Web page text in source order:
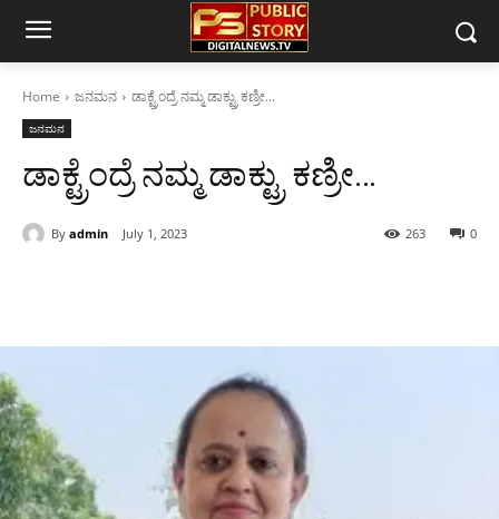
Home ಜನಮನ ಡಾಕ್ಟ್ರೆಂದ್ರೆ ನಮ್ಮ ಡಾಕ್ಟ್ರು ಕಣ್ರೀ...
ಜನಮನ
ಡಾಕ್ಟ್ರೆಂದ್ರೆ ನಮ್ಮ ಡಾಕ್ಟ್ರು ಕಣ್ರೀ…
By admin July 1, 2023 0
263